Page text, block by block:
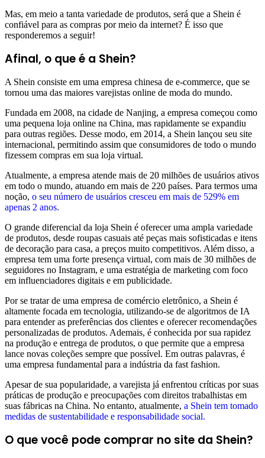
Mas, em meio a tanta variedade de produtos, será que a Shein é
confiável para as compras por meio da internet? É isso que
responderemos a seguir!
Afinal, o que é a Shein?
A Shein consiste em uma empresa chinesa de e-commerce, que se
tornou uma das maiores varejistas online de moda do mundo.
Fundada em 2008, na cidade de Nanjing, a empresa começou como
uma pequena loja online na China, mas rapidamente se expandiu
para outras regiões. Desse modo, em 2014, a Shein lançou seu site
internacional, permitindo assim que consumidores de todo o mundo
fizessem compras em sua loja virtual.
Atualmente, a empresa atende mais de 20 milhões de usuários ativos
em todo o mundo, atuando em mais de 220 países. Para termos uma
noção, o seu número de usuários cresceu em mais de 529% em
apenas 2 anos.
O grande diferencial da loja Shein é oferecer uma ampla variedade
de produtos, desde roupas casuais até peças mais sofisticadas e itens
de decoração para casa, a preços muito competitivos. Além disso, a
empresa tem uma forte presença virtual, com mais de 30 milhões de
seguidores no Instagram, e uma estratégia de marketing com foco
em influenciadores digitais e em publicidade.
Por se tratar de uma empresa de comércio eletrônico, a Shein é
altamente focada em tecnologia, utilizando-se de algoritmos de IA
para entender as preferências dos clientes e oferecer recomendações
personalizadas de produtos. Ademais, é conhecida por sua rapidez
na produção e entrega de produtos, o que permite que a empresa
lance novas coleções sempre que possível. Em outras palavras, é
uma empresa fundamental para a indústria da fast fashion.
Apesar de sua popularidade, a varejista já enfrentou críticas por suas
práticas de produção e preocupações com direitos trabalhistas em
suas fábricas na China. No entanto, atualmente, a Shein tem tomado
medidas de sustentabilidade e responsabilidade social.
O que você pode comprar no site da Shein?